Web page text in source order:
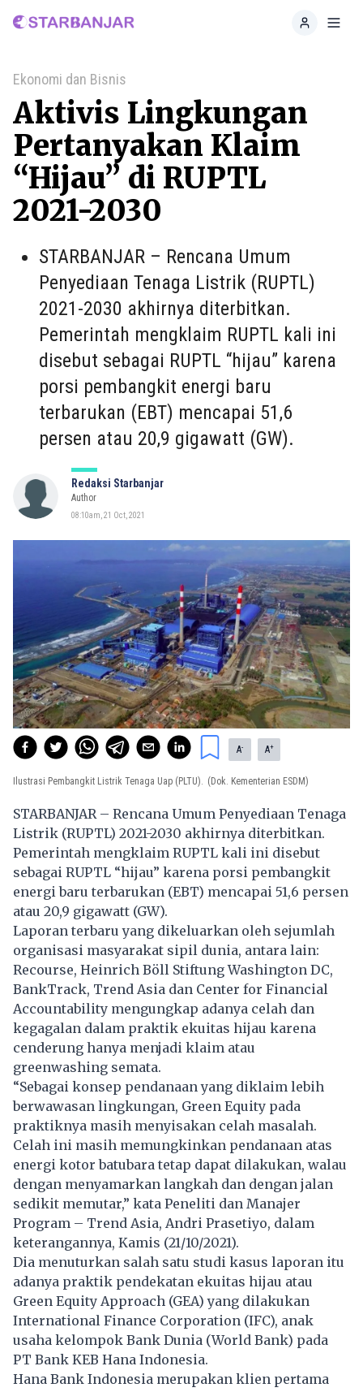
Home
Ekonomi dan Bisnis
Aktivis Lingkungan
Pertanyakan Klaim
“Hijau” di RUPTL
2021-2030
STARBANJAR – Rencana Umum
Penyediaan Tenaga Listrik (RUPTL)
2021-2030 akhirnya diterbitkan.
Pemerintah mengklaim RUPTL kali ini
disebut sebagai RUPTL “hijau” karena
porsi pembangkit energi baru
terbarukan (EBT) mencapai 51,6
persen atau 20,9 gigawatt (GW).
Redaksi Starbanjar
Author
08:10am, 21 Oct, 2021
A- A+
Ilustrasi Pembangkit Listrik Tenaga Uap (PLTU). (Dok. Kementerian ESDM)
STARBANJAR – Rencana Umum Penyediaan Tenaga
Listrik (RUPTL) 2021-2030 akhirnya diterbitkan.
Pemerintah mengklaim RUPTL kali ini disebut
sebagai RUPTL “hijau” karena porsi pembangkit
energi baru terbarukan (EBT) mencapai 51,6 persen
atau 20,9 gigawatt (GW).
Laporan terbaru yang dikeluarkan oleh sejumlah
organisasi masyarakat sipil dunia, antara lain:
Recourse, Heinrich Böll Stiftung Washington DC,
BankTrack, Trend Asia dan Center for Financial
Accountability mengungkap adanya celah dan
kegagalan dalam praktik ekuitas hijau karena
cenderung hanya menjadi klaim atau
greenwashing semata.
“Sebagai konsep pendanaan yang diklaim lebih
berwawasan lingkungan, Green Equity pada
praktiknya masih menyisakan celah masalah.
Celah ini masih memungkinkan pendanaan atas
energi kotor batubara tetap dapat dilakukan, walau
dengan menyamarkan langkah dan dengan jalan
sedikit memutar,” kata Peneliti dan Manajer
Program – Trend Asia, Andri Prasetiyo, dalam
keterangannya, Kamis (21/10/2021).
Dia menuturkan salah satu studi kasus laporan itu
adanya praktik pendekatan ekuitas hijau atau
Green Equity Approach (GEA) yang dilakukan
International Finance Corporation (IFC), anak
usaha kelompok Bank Dunia (World Bank) pada
PT Bank KEB Hana Indonesia.
Hana Bank Indonesia merupakan klien pertama